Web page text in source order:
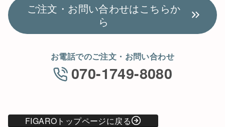
ご注文・お問い合わせはこちらか
ら
お電話でのご注文・お問い合わせ
070-1749-8080
FIGAROトップページに戻る